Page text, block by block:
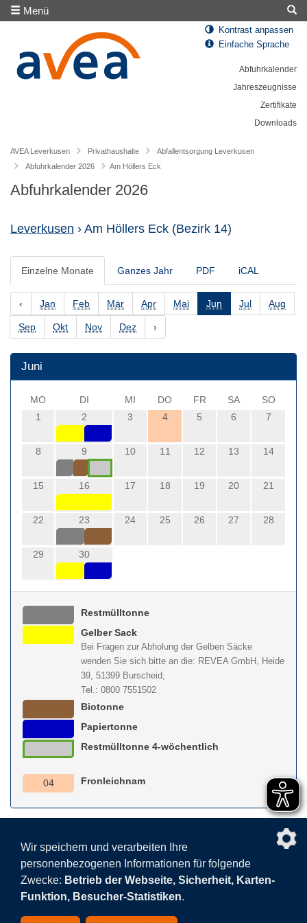
Menü
Kontrast anpassen
Einfache Sprache
Abfuhrkalender
Jahreszeugnisse
Zertifikate
Downloads
AVEA Leverkusen Privathaushalte
Abfallentsorgung Leverkusen
Abfuhrkalender 2026
Am Höllers Eck
Abfuhrkalender 2026
Leverkusen › Am Höllers Eck (Bezirk 14)
Einzelne Monate Ganzes Jahr PDF iCAL
‹ Jan Feb Mär Apr Mai Jun Jul Aug
Sep Okt Nov Dez ›
Juni
MO DI MI DO FR SA
SO
1
2 3 4 5 6 7
8 9 10 11 12 13 14
15 16 17 18 19 20 21
22 23 24 25 26 27 28
29 30
Restmülltonne
Gelber Sack
Bei Fragen zur Abholung der Gelben Säcke
wenden Sie sich bitte an die: REVEA GmbH, Heide
39, 51399 Burscheid,
Tel.: 0800 7551502
Biotonne
Papiertonne
Restmülltonne 4-wöchentlich
04 Fronleichnam
nach
Impressum
Wir speichern und verarbeiten Ihre
personenbezogenen Informationen für folgende
Zwecke: Betrieb der Webseite, Sicherheit, Karten-
Funktion, Besucher-Statistiken.